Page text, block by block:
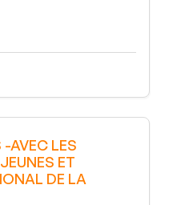
AVEC LES
ET
DE LA